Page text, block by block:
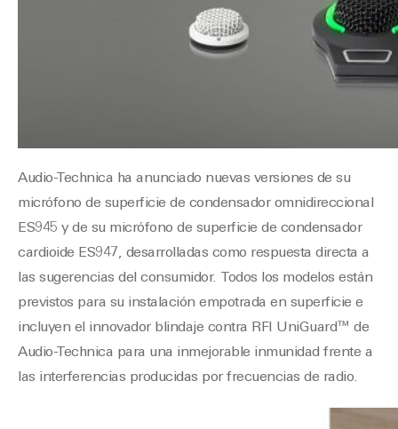
Audio-Technica ha anunciado nuevas versiones de su
micrófono de superficie de condensador omnidireccional
ES945 y de su micrófono de superficie de condensador
cardioide ES947, desarrolladas como respuesta directa a
las sugerencias del consumidor. Todos los modelos están
previstos para su instalación empotrada en superficie e
incluyen el innovador blindaje contra RFI UniGuard™ de
Audio-Technica para una inmejorable inmunidad frente a
las interferencias producidas por frecuencias de radio.